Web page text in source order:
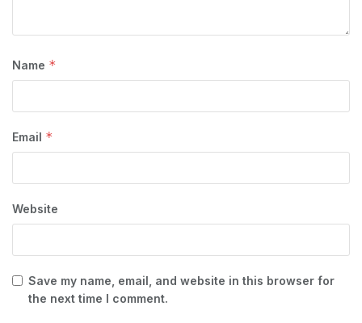
Name *
Email *
Website
Save my name, email, and website in this browser for
the next time I comment.